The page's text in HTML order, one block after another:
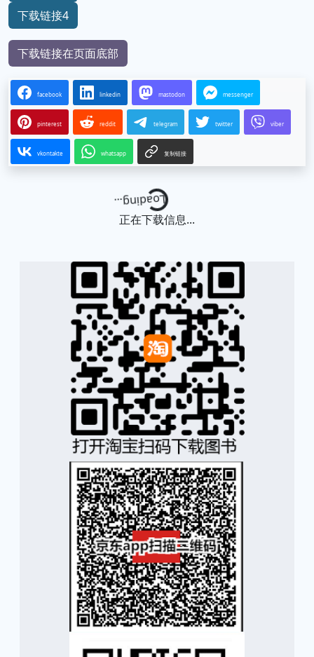
下载链接4
下载链接在页面底部
facebook linkedin mastodon messenger
pinterest reddit telegram twitter viber
vkontakte whatsapp 复制链接
Loading...
正在下载信息...